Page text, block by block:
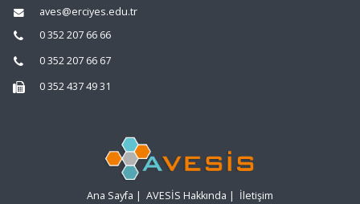
aves@erciyes.edu.tr
0 352 207 66 66
0 352 207 66 67
0 352 437 49 31
Ana Sayfa | AVESİS Hakkında | İletişim